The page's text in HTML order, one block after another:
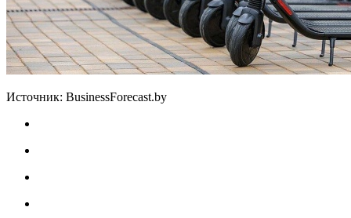
Источник: BusinessForecast.by